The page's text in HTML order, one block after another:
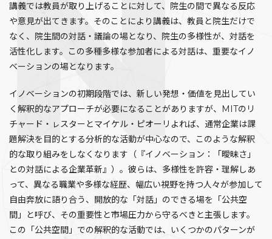
講義では教員が取り上げることに対して、院生の間で異なる反応
や意見が出てきます。そのことにより講義は、教員と院生だけで
なく、院生間の対話・議論の場となり、院生の多様性が、対話を
活性化します。この多種多様な参加者による対話は、重要なイノ
ベーションの場となります。
イノベーションの初期段階では、新しい発想・価値を見出してい
く解釈的なアプローチが必要になることがありますが、MITのリ
チャード・ㇾスターとマイケル・ピオーリよれば、通常企業は課
題解決を目的とする分析的な活動が中心なので、このような解釈
的な取り組みをしなくなります（『イノベーション：「曖昧さ」
との対話による企業革新』）。彼らは、多様性を許容・理解しあ
って、異なる職業や多様な経歴、幅広い視野を持つ人々が参加して
自由奔放に語り合う、開放的な「対話」のできる場を「公共空
間」と呼び、その重要性と市場圧力から守るべきと主張します。
この「公共空間」での解釈的な活動では、いくつかのパターンが